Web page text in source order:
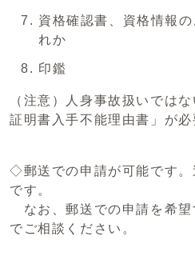
資格確認書、資格情報
れか
印鑑
（注意）人身事故扱いでは
証明書入手不能理由書」が必
◇郵送での申請が可能です
です。
なお、郵送での申請を希望
でご相談ください。